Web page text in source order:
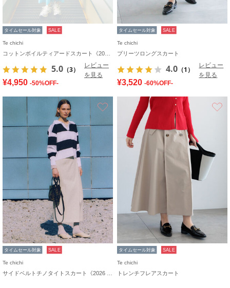
タイムセール対象 SALE
Te chichi
5.0 （3）
レビュー
を見る
¥4,950 -50%OFF-
タイムセール対象 SALE
Te chichi
プリーツロングスカート
4.0 （1）
レビュー
を見る
¥3,520 -60%OFF-
お気に入り
タイムセール対象 SALE
Te chichi
タイムセール対象 SALE
Te chichi
トレンチフレアスカート